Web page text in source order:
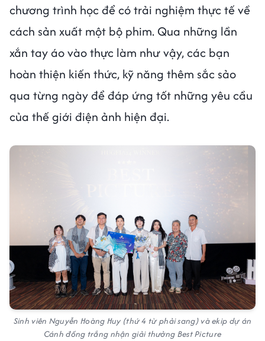
chương trình học để có trải nghiệm thực tế về
cách sản xuất một bộ phim. Qua những lần
xắn tay áo vào thực làm như vậy, các bạn
hoàn thiện kiến thức, kỹ năng thêm sắc sảo
qua từng ngày để đáp ứng tốt những yêu cầu
của thế giới điện ảnh hiện đại.
Sinh viên Nguyễn Hoàng Huy (thứ 4 từ phải sang) và ekip dự án
Cánh đồng trắng nhận giải thưởng Best Picture